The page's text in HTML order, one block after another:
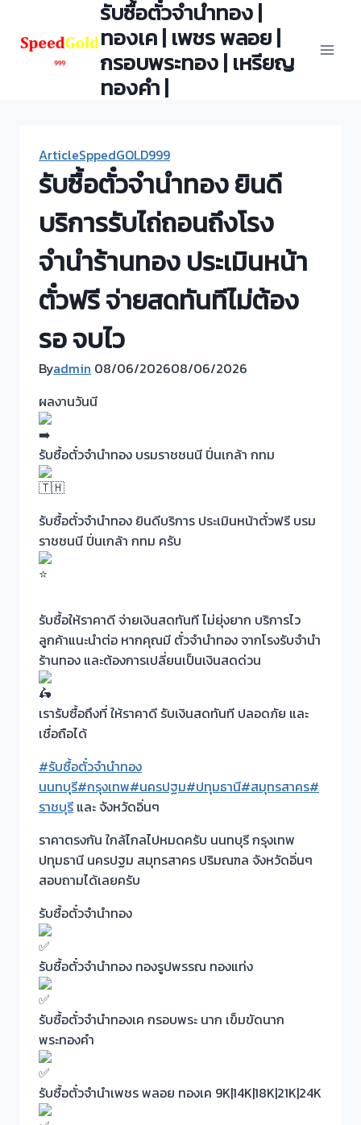
content
รับซื้อตั๋วจำนำทอง |
ทองเค | เพชร พลอย |
กรอบพระทอง | เหรียญ
ทองคำ |
ArticleSppedGOLD999
รับซื้อตั๋วจำนำทอง ยินดี
บริการรับไถ่ถอนถึงโรง
จำนำร้านทอง ประเมินหน้า
ตั๋วฟรี จ่ายสดทันทีไม่ต้อง
รอ จบไว
Byadmin 08/06/202608/06/2026
ผลงานวันนี
รับซื้อตั๋วจำนำทอง บรมราชชนนี ปิ่นเกล้า กทม
รับซื้อตั๋วจำนำทอง ยินดีบริการ ประเมินหน้าตั๋วฟรี บรม
ราชชนนี ปิ่นเกล้า กทม ครับ
รับซื้อให้ราคาดี จ่ายเงินสดทันที ไม่ยุ่งยาก บริการไว
ลูกค้าแนะนำต่อ หากคุณมี ตั๋วจำนำทอง จากโรงรับจำนำ
ร้านทอง และต้องการเปลี่ยนเป็นเงินสดด่วน
เรารับซื้อถึงที่ ให้ราคาดี รับเงินสดทันที ปลอดภัย และ
เชื่อถือได้
#รับซื้อตั๋วจำนำทอง
นนทบุรี#กรุงเทพ#นครปฐม#ปทุมธานี#สมุทรสาคร#
ราชบุรี และ จังหวัดอิ่นๆ
ราคาตรงกัน ใกล้ไกลไปหมดครับ นนทบุรี กรุงเทพ
ปทุมธานี นครปฐม สมุทรสาคร ปริมณฑล จังหวัดอิ่นๆ
สอบถามได้เลยครับ
รับซื้อตั๋วจำนำทอง
รับซื้อตั๋วจำนำทอง ทองรูปพรรณ ทองแท่ง
รับซื้อตั๋วจำนำทองเค กรอบพระ นาก เข็มขัดนาก
พระทองคำ
รับซื้อตั๋วจำนำเพชร พลอย ทองเค 9K|14K|18K|21K|24K